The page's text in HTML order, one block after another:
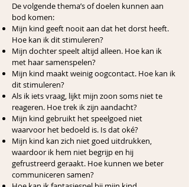
De volgende thema’s of doelen kunnen aan
bod komen:
Mijn kind geeft nooit aan dat het dorst heeft.
Hoe kan ik dit stimuleren?
Mijn dochter speelt altijd alleen. Hoe kan ik
met haar samenspelen?
Mijn kind maakt weinig oogcontact. Hoe kan ik
dit stimuleren?
Als ik iets vraag, lijkt mijn zoon soms niet te
reageren. Hoe trek ik zijn aandacht?
Mijn kind gebruikt het speelgoed niet
waarvoor het bedoeld is. Is dat oké?
Mijn kind kan zich niet goed uitdrukken,
waardoor ik hem niet begrijp en hij
gefrustreerd geraakt. Hoe kunnen we beter
communiceren samen?